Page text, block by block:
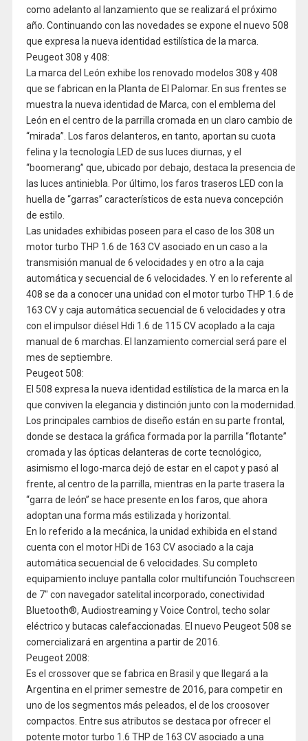
como adelanto al lanzamiento que se realizará el próximo
año. Continuando con las novedades se expone el nuevo 508
que expresa la nueva identidad estilística de la marca.
Peugeot 308 y 408:
La marca del León exhibe los renovado modelos 308 y 408
que se fabrican en la Planta de El Palomar. En sus frentes se
muestra la nueva identidad de Marca, con el emblema del
León en el centro de la parrilla cromada en un claro cambio de
“mirada”. Los faros delanteros, en tanto, aportan su cuota
felina y la tecnología LED de sus luces diurnas, y el
“boomerang” que, ubicado por debajo, destaca la presencia de
las luces antiniebla. Por último, los faros traseros LED con la
huella de “garras” característicos de esta nueva concepción
de estilo.
Las unidades exhibidas poseen para el caso de los 308 un
motor turbo THP 1.6 de 163 CV asociado en un caso a la
transmisión manual de 6 velocidades y en otro a la caja
automática y secuencial de 6 velocidades. Y en lo referente al
408 se da a conocer una unidad con el motor turbo THP 1.6 de
163 CV y caja automática secuencial de 6 velocidades y otra
con el impulsor diésel Hdi 1.6 de 115 CV acoplado a la caja
manual de 6 marchas. El lanzamiento comercial será pare el
mes de septiembre.
Peugeot 508:
El 508 expresa la nueva identidad estilística de la marca en la
que conviven la elegancia y distinción junto con la modernidad.
Los principales cambios de diseño están en su parte frontal,
donde se destaca la gráfica formada por la parrilla “flotante”
cromada y las ópticas delanteras de corte tecnológico,
asimismo el logo-marca dejó de estar en el capot y pasó al
frente, al centro de la parrilla, mientras en la parte trasera la
“garra de león” se hace presente en los faros, que ahora
adoptan una forma más estilizada y horizontal.
En lo referido a la mecánica, la unidad exhibida en el stand
cuenta con el motor HDi de 163 CV asociado a la caja
automática secuencial de 6 velocidades. Su completo
equipamiento incluye pantalla color multifunción Touchscreen
de 7″ con navegador satelital incorporado, conectividad
Bluetooth®, Audiostreaming y Voice Control, techo solar
eléctrico y butacas calefaccionadas. El nuevo Peugeot 508 se
comercializará en argentina a partir de 2016.
Peugeot 2008:
Es el crossover que se fabrica en Brasil y que llegará a la
Argentina en el primer semestre de 2016, para competir en
uno de los segmentos más peleados, el de los croosover
compactos. Entre sus atributos se destaca por ofrecer el
potente motor turbo 1.6 THP de 163 CV asociado a una